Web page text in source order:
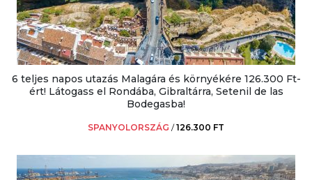
6 teljes napos utazás Malagára és környékére 126.300 Ft-
ért! Látogass el Rondába, Gibraltárra, Setenil de las
Bodegasba!
SPANYOLORSZÁG /126.300 FT